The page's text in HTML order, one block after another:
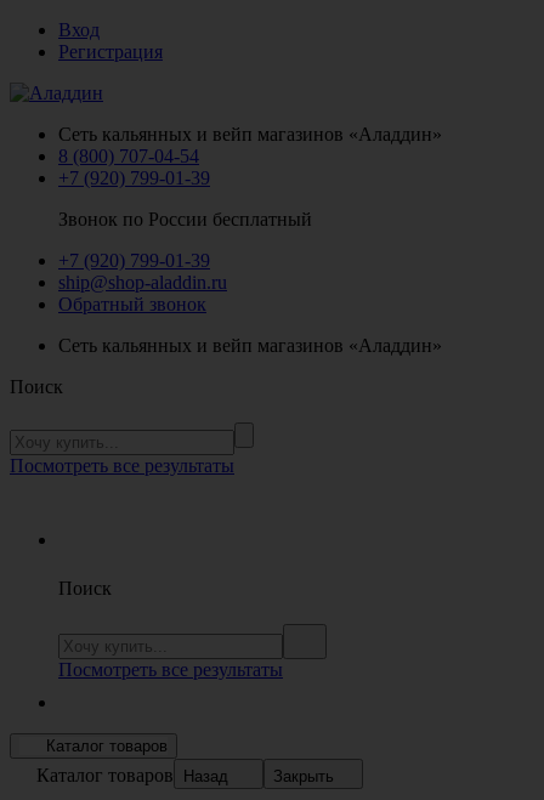
Вход
Регистрация
Сеть кальянных и вейп магазинов «Аладдин»
8 (800) 707-04-54
+7 (920) 799-01-39
Звонок по России бесплатный
+7 (920) 799-01-39
ship@shop-aladdin.ru
Обратный звонок
Сеть кальянных и вейп магазинов «Аладдин»
Поиск
Посмотреть все результаты
Поиск
Посмотреть все результаты
Каталог товаров
Каталог товаров Назад Закрыть